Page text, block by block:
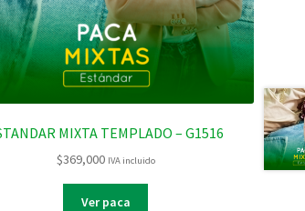
MIXTA TEMPLADO – G1516
$369,000 IVA incluido
Ver paca